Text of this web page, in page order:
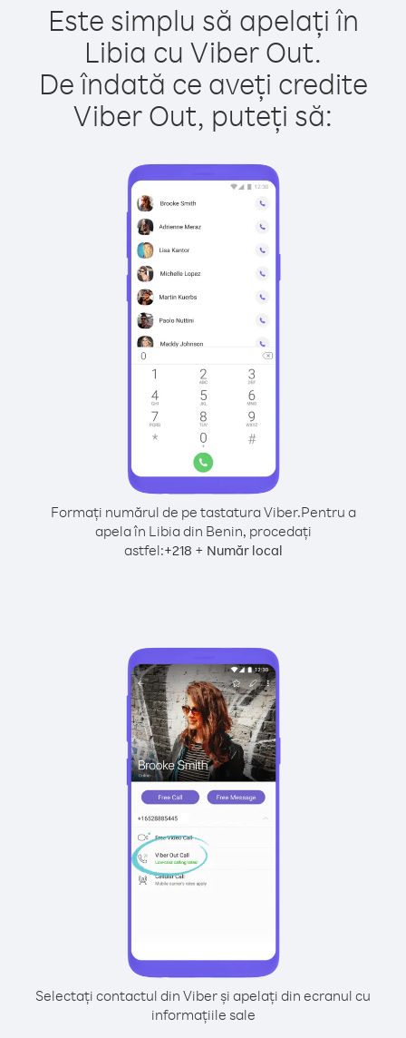
Este simplu să apelați în
Libia cu Viber Out.
De îndată ce aveți credite
Viber Out, puteți să:
Formați numărul de pe tastatura Viber.Pentru a
apela în Libia din Benin, procedați
astfel:+218 + Număr local
Selectați contactul din Viber și apelați din ecranul cu
informațiile sale